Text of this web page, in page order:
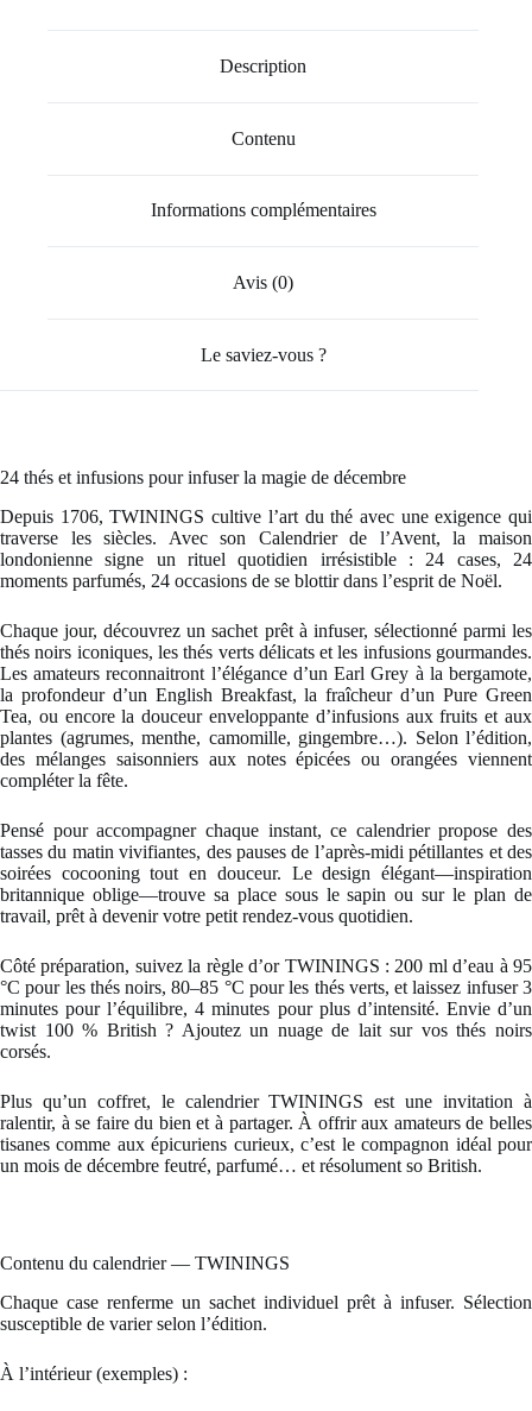
Description
Contenu
Informations complémentaires
Avis (0)
Le saviez-vous ?
24 thés et infusions pour infuser la magie de décembre
Depuis 1706, TWININGS cultive l’art du thé avec une exigence qui
traverse les siècles. Avec son Calendrier de l’Avent, la maison
londonienne signe un rituel quotidien irrésistible : 24 cases, 24
moments parfumés, 24 occasions de se blottir dans l’esprit de Noël.
Chaque jour, découvrez un sachet prêt à infuser, sélectionné parmi les
thés noirs iconiques, les thés verts délicats et les infusions gourmandes.
Les amateurs reconnaitront l’élégance d’un Earl Grey à la bergamote,
la profondeur d’un English Breakfast, la fraîcheur d’un Pure Green
Tea, ou encore la douceur enveloppante d’infusions aux fruits et aux
plantes (agrumes, menthe, camomille, gingembre…). Selon l’édition,
des mélanges saisonniers aux notes épicées ou orangées viennent
compléter la fête.
Pensé pour accompagner chaque instant, ce calendrier propose des
tasses du matin vivifiantes, des pauses de l’après-midi pétillantes et des
soirées cocooning tout en douceur. Le design élégant—inspiration
britannique oblige—trouve sa place sous le sapin ou sur le plan de
travail, prêt à devenir votre petit rendez-vous quotidien.
Côté préparation, suivez la règle d’or TWININGS : 200 ml d’eau à 95
°C pour les thés noirs, 80–85 °C pour les thés verts, et laissez infuser 3
minutes pour l’équilibre, 4 minutes pour plus d’intensité. Envie d’un
twist 100 % British ? Ajoutez un nuage de lait sur vos thés noirs
corsés.
Plus qu’un coffret, le calendrier TWININGS est une invitation à
ralentir, à se faire du bien et à partager. À offrir aux amateurs de belles
tisanes comme aux épicuriens curieux, c’est le compagnon idéal pour
un mois de décembre feutré, parfumé… et résolument so British.
Contenu du calendrier — TWININGS
Chaque case renferme un sachet individuel prêt à infuser. Sélection
susceptible de varier selon l’édition.
À l’intérieur (exemples) :